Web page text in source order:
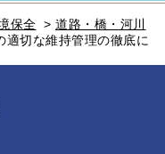
保全 > 道路・橋・河川
適切な維持管理の徹底に